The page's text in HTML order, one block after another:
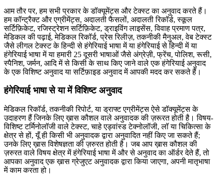
आम तौर पर, हम सभी प्रकार के डॉक्यूमेंट्स और टेक्स्ट का अनुवाद करते हैं।
हम कॉन्ट्रैक्ट और एग्रीमेंट्स, अदालती फैसलों, अदालती रिकॉर्ड, स्कूल
सर्टिफ़िकेट, रजिस्ट्रेशन सर्टिफ़िकेट, ड्राइविंग लाइसेंस, विवाह प्रमाण पत्र,
मेडिकल की पढ़ाई, मेडिकल रिकॉर्ड, प्रेस रिलीज़, तकनीकी मैनुअल, वेब टेक्स्ट
जैसे लीगल टेक्स्ट के हिन्दी से हंगेरियाई भाषा में या हंगेरियाई से हिन्दी में या
हंगेरियाई भाषा में या हमारी 25 दूसरी भाषाओं जैसे अंग्रेज़ी, फ्रेंच, पोलिश, रूसी,
स्पैनिश, जर्मन, आदि में से किसी के साथ किए जाने वाले एक हंगेरियाई अनुवाद
के एक विशिष्ट अनुवाद या सर्टिफ़ाइड अनुवाद में आपकी मदद कर सकते हैं।
हंगेरियाई भाषा से या में विशिष्ट अनुवाद
मेडिकल रिकॉर्ड, तकनीकी रिपोर्ट, या ड्राफ्ट एग्रीमेंट्स ऐसे डॉक्यूमेंट्स के
उदाहरण हैं जिनके लिए ख़ास कौशल वाले अनुवादक की ज़रूरत होती है। विषय-
विशिष्ट टर्मिनोलॉजी वाले टेक्स्ट, चाहे एड्वांस्ड टेक्नोलॉजी, लॉ या चिकित्सा के
क्षेत्र से हों, यूँ ही किसी भी अनुवादक द्वारा अनुवादित नहीं किए जा सकते हैं;
उनके लिए ख़ास विशेषज्ञता की ज़रुरत होती है। जब आप ख़ास कौशल की
ज़रुरत वाले विषय क्षेत्र में हंगेरियाई भाषा में और से अनुवाद का ऑर्डर देते हैं, तो
आपका अनुवाद एक ख़ास ग्रेजुएट अनुवादक द्वारा किया जाएगा, अपनी मातृभाषा
में काम करता हो।